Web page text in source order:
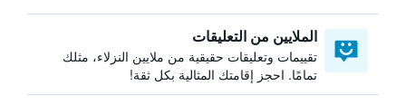
الملايين من التعليقات
تقييمات وتعليقات حقيقية من ملايين النزلاء، مثلك
تمامًا. احجز إقامتك المثالية بكل ثقة!